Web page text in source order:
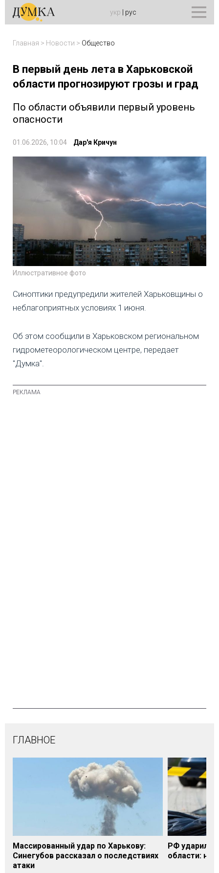
укр рус
Главная > Новости > Общество
В первый день лета в Харьковской
области прогнозируют грозы и град
По области объявили первый уровень
опасности
01.06.2026, 10:04 Дар'я Кричун
Иллюстративное фото
Синоптики предупредили жителей Харьковщины о
неблагоприятных условиях 1 июня.
Об этом сообщили в Харьковском региональном
гидрометеорологическом центре, передает
"Думка".
ГЛАВНОЕ
Массированный удар по Харькову:
Синегубов рассказал о последствиях
атаки
РФ ударила
области: на